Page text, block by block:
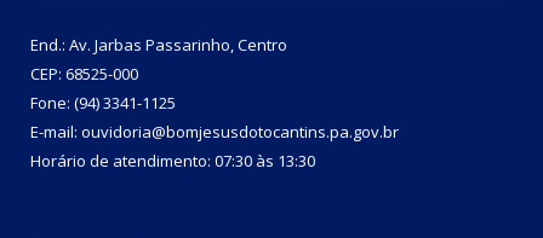
End.: Av. Jarbas Passarinho, Centro
CEP: 68525-000
Fone: (94) 3341-1125
E-mail: ouvidoria@bomjesusdotocantins.pa.gov.br
Horário de atendimento: 07:30 às 13:30